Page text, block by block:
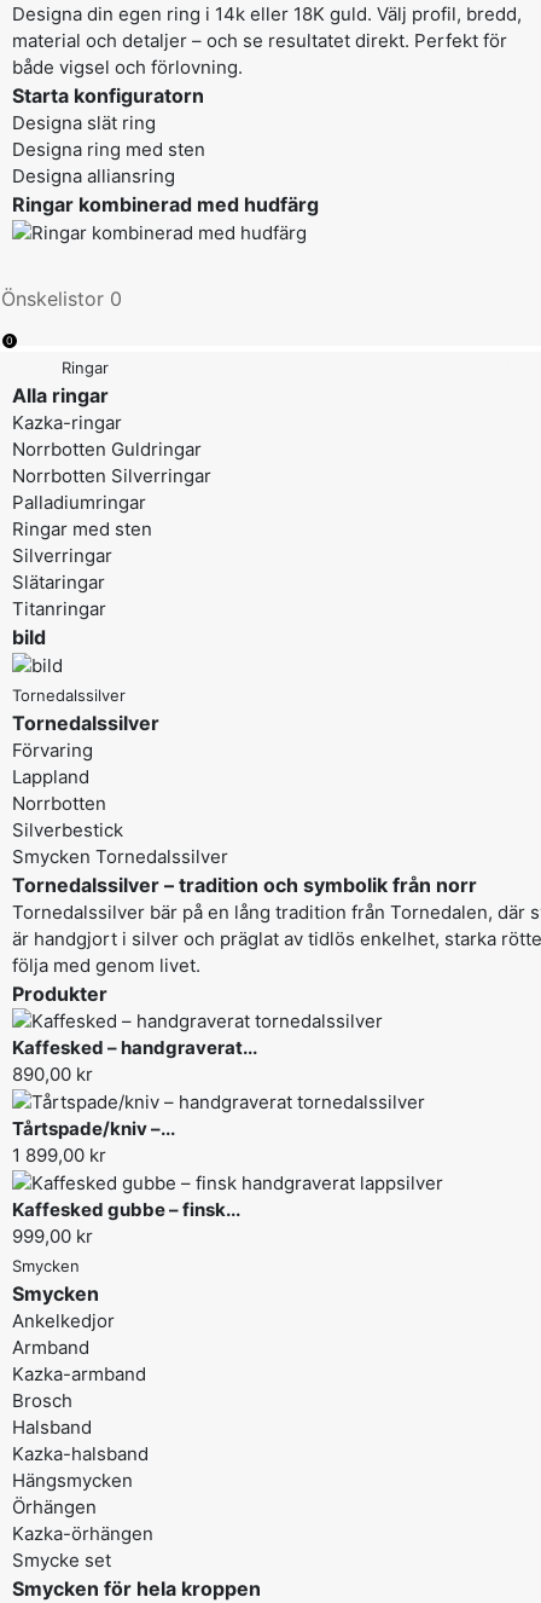
Designa din egen ring i 14k eller 18K guld. Välj profil, bredd,
material och detaljer – och se resultatet direkt. Perfekt för
både vigsel och förlovning.
Starta konfiguratorn
Designa slät ring
Designa ring med sten
Designa alliansring
Ringar kombinerad med hudfärg
Önskelistor 0
0
Ringar
Alla ringar
Kazka-ringar
Norrbotten Guldringar
Norrbotten Silverringar
Palladiumringar
Ringar med sten
Silverringar
Slätaringar
Titanringar
bild
Tornedalssilver
Tornedalssilver
Förvaring
Lappland
Norrbotten
Silverbestick
Smycken Tornedalssilver
Tornedalssilver – tradition och symbolik från norr
Tornedalssilver bär på en lång tradition från Tornedalen, där
är handgjort i silver och präglat av tidlös enkelhet, starka
följa med genom livet.
Produkter
Kaffesked – handgraverat...
890,00 kr
Tårtspade/kniv –...
1 899,00 kr
Kaffesked gubbe – finsk...
999,00 kr
Smycken
Smycken
Ankelkedjor
Armband
Kazka-armband
Brosch
Halsband
Kazka-halsband
Hängsmycken
Örhängen
Kazka-örhängen
Smycke set
Smycken för hela kroppen